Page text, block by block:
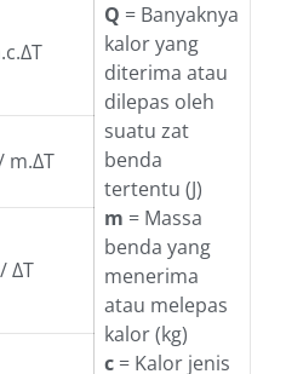
Q = Banyaknya
kalor yang
diterima atau
dilepas oleh
suatu zat
benda
tertentu (J)
m = Massa
benda yang
menerima
atau melepas
kalor (kg)
c = Kalor jenis
m.ΔT
ΔT